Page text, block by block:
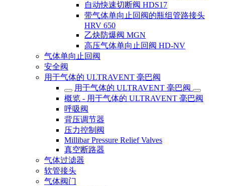
自动快速切断阀 HDS17
带气体单向止回阀的瓶组管路接头
HRV 650
乙炔防爆阀 MGN
高压气体单向止回阀 HD-NV
气体单向止回阀
安全阀
用于气体的 ULTRAVENT 毫巴阀
用于气体的 ULTRAVENT 毫巴阀
概览 - 用于气体的 ULTRAVENT 毫巴阀
呼吸阀
背压调节器
压力控制阀
Millibar Pressure Relief Valves
真空断路器
气体过滤器
软管接头
气体阀门